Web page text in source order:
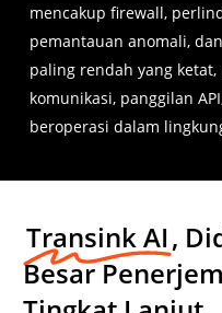
mencakup firewall,
pemantauan anomali,
paling rendah yang
komunikasi, panggilan
beroperasi dalam
Transink AI,
Besar